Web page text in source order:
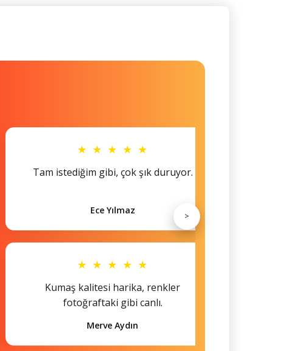
★ ★ ★ ★ ★
Tam istediğim gibi, çok şık duruyor.
Ece Yılmaz
★ ★ ★ ★ ★
Kumaş kalitesi harika, renkler
fotoğraftaki gibi canlı.
Merve Aydın
>